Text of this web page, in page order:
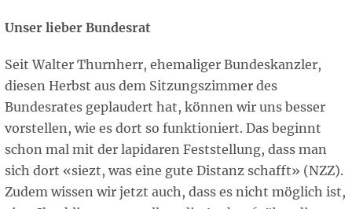
Unser lieber Bundesrat
Seit Walter Thurnherr, ehemaliger Bundeskanzler,
diesen Herbst aus dem Sitzungszimmer des
Bundesrates geplaudert hat, können wir uns besser
vorstellen, wie es dort so funktioniert. Das beginnt
schon mal mit der lapidaren Feststellung, dass man
sich dort «siezt, was eine gute Distanz schafft» (NZZ).
Zudem wissen wir jetzt auch, dass es nicht möglich ist,